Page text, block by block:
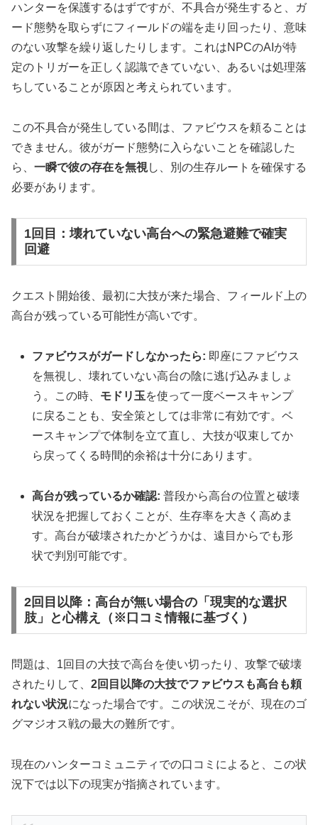
ハンターを保護するはずですが、不具合が発生すると、ガ
ード態勢を取らずにフィールドの端を走り回ったり、意味
のない攻撃を繰り返したりします。これはNPCのAIが特
定のトリガーを正しく認識できていない、あるいは処理落
ちしていることが原因と考えられています。
この不具合が発生している間は、ファビウスを頼ることは
できません。彼がガード態勢に入らないことを確認した
ら、 一瞬で彼の存在を無視し、別の生存ルートを確保する
必要があります。
1回目：壊れていない高台への緊急避難で確実
回避
クエスト開始後、最初に大技が来た場合、フィールド上の
高台が残っている可能性が高いです。
ファビウスがガードしなかったら: 即座にファビウス
を無視し、壊れていない高台の陰に逃げ込みましょ
う。この時、 モドリ玉を使って一度ベースキャンプ
に戻ることも、安全策としては非常に有効です。ベ
ースキャンプで体制を立て直し、大技が収束してか
ら戻ってくる時間的余裕は十分にあります。
高台が残っているか確認: 普段から高台の位置と破壊
状況を把握しておくことが、生存率を大きく高めま
す。高台が破壊されたかどうかは、遠目からでも形
状で判別可能です。
2回目以降：高台が無い場合の「現実的な選択
肢」と心構え（※口コミ情報に基づく）
問題は、1回目の大技で高台を使い切ったり、攻撃で破壊
されたりして、 2回目以降の大技でファビウスも高台も頼
れない状況になった場合です。この状況こそが、現在のゴ
グマジオス戦の最大の難所です。
現在のハンターコミュニティでの口コミによると、この状
況下では以下の現実が指摘されています。